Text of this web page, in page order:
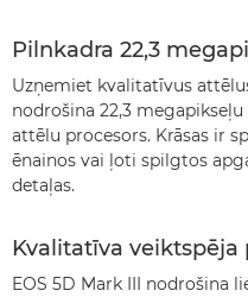
Pilnkadra 22,3
Uzņemiet kvalitatīvus
nodrošina 22,3 megapikseļu
attēlu procesors. Krāsas ir
ēnainos vai ļoti spilgtos
detaļas.
Kvalitatīva
EOS 5D Mark III nodrošina